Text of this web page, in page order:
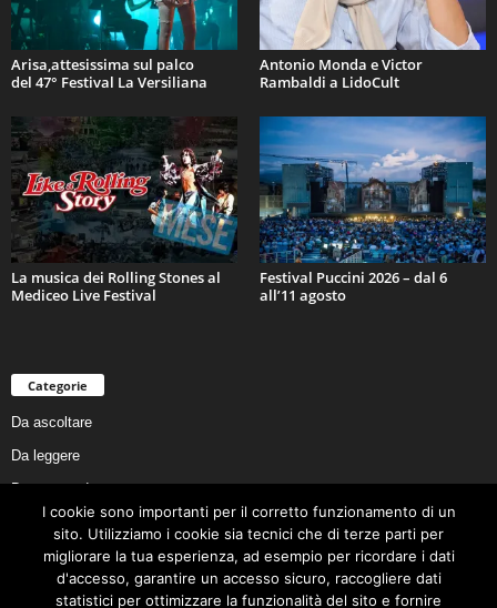
Arisa,attesissima sul palco
del 47° Festival La Versiliana
Antonio Monda e Victor
Rambaldi a LidoCult
La musica dei Rolling Stones al
Mediceo Live Festival
Festival Puccini 2026 – dal 6
all’11 agosto
Categorie
Da ascoltare
Da leggere
Da non perdere
Da conoscere
Da preservare
Da vivere
I cookie sono importanti per il corretto funzionamento di un
sito. Utilizziamo i cookie sia tecnici che di terze parti per
migliorare la tua esperienza, ad esempio per ricordare i dati
d'accesso, garantire un accesso sicuro, raccogliere dati
statistici per ottimizzare la funzionalità del sito e fornire